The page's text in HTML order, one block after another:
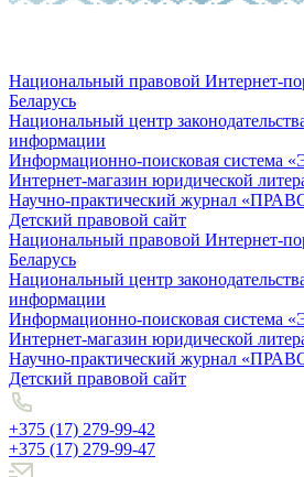
Национальный правовой Интернет-
Беларусь
Национальный центр
информации
Информационно-поисковая
Интернет-магазин юридической
Научно-практический журнал
Детский правовой сайт
Национальный правовой Интернет-
Беларусь
Национальный центр
информации
Информационно-поисковая
Интернет-магазин юридической
Научно-практический журнал
Детский правовой сайт
+375 (17) 279-99-42
+375 (17) 279-99-47